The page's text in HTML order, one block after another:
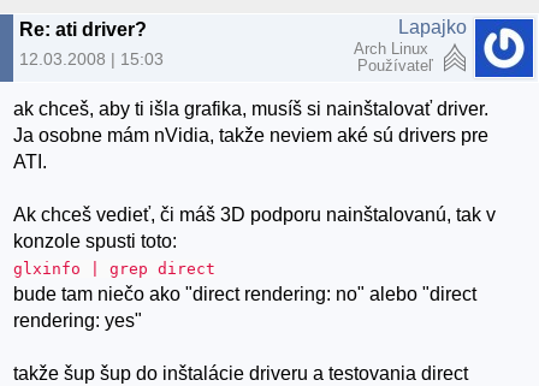
Re: ati driver?
12.03.2008 | 15:03
Lapajko
Arch Linux
Používateľ
ak chceš, aby ti išla grafika, musíš si nainštalovať driver.
Ja osobne mám nVidia, takže neviem aké sú drivers pre
ATI.
Ak chceš vedieť, či máš 3D podporu nainštalovanú, tak v
konzole spusti toto:
glxinfo | grep direct
bude tam niečo ako "direct rendering: no" alebo "direct
rendering: yes"
takže šup šup do inštalácie driveru a testovania direct